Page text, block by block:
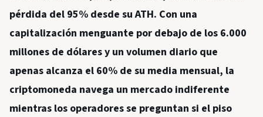
pérdida del 95% desde su ATH. Con una
capitalización menguante por debajo de los 6.000
millones de dólares y un volumen diario que
apenas alcanza el 60% de su media mensual, la
criptomoneda navega un mercado indiferente
mientras los operadores se preguntan si el piso